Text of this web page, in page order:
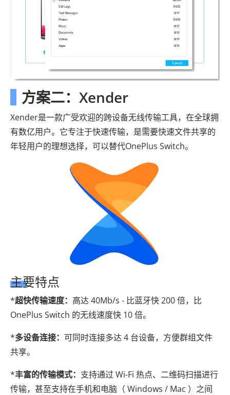
方案二：Xender
Xender是一款广受欢迎的跨设备无线传输工具，在全球拥
有数亿用户。它专注于快速传输，是需要快速文件共享的
年轻用户的理想选择，可以替代OnePlus Switch。
主要特点
*超快传输速度： 高达 40Mb/s - 比蓝牙快 200 倍，比
OnePlus Switch 的无线速度快 10 倍。
*多设备连接： 可同时连接多达 4 台设备，方便群组文件
共享。
*丰富的传输模式： 支持通过 Wi-Fi 热点、二维码扫描进行
传输，甚至支持在手机和电脑（ Windows / Mac ）之间